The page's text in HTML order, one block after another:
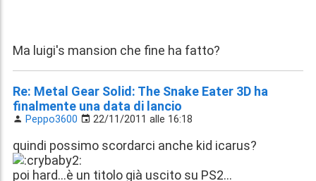
Ma luigi's mansion che fine ha fatto?
Re: Metal Gear Solid: The Snake Eater 3D ha
finalmente una data di lancio
Peppo3600 22/11/2011 alle 16:18
quindi possimo scordarci anche kid icarus?
poi hard...è un titolo già uscito su PS2...